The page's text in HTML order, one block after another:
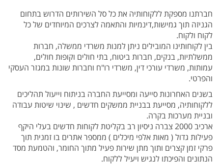
חברתנו מספקת ללקוחותיה את כל סל השירותים הדרוש בתחום
הגניזה תוך גמישות,דינמיות והתאמה לצרכים המיוחדים של כל
לקוח ולקוח.
בין לקוחותינו המובילים ניתן למנות משרדי ממשלה, חברות
ממשלתיות, בנקים, חברות ביטוח, בתי חולים וקופות חולים,
עמותות, משרדי עורכי דין, משרדי רו"ח וחברות שונות במגזר העסקי
והפרטי.
בשנים האחרונות סייעה ומסייעת החברה בניתוח וייעול תהליכים
ללקוחותיה, מסייעת בבניית ממשקים חדשים , שינוי שיטות עבודה
ובניית מערכות בקרה.
ארכיב 2000 צברה ניסיון רב בקליטת לקוחות חדשים בעלי היקף
פעילות גדול ( מאות אלפי מיכלים ) ממספר אתרים בו זמנית תוך
פרקי זמן קצרים ותוך מתן שירות פעיל מתוך החומר, והטמעת מסד
הנתונים והפיכתו לנגיש ויעיל ללקוח.